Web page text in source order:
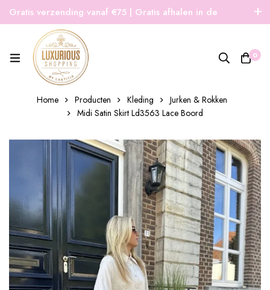
Gratis verzending vanaf €75 | Gratis afhalen in de
winkel | Snelle verzending
0
Home Producten Kleding
Jurken & Rokken
Midi Satin Skirt Ld3563 Lace Boord